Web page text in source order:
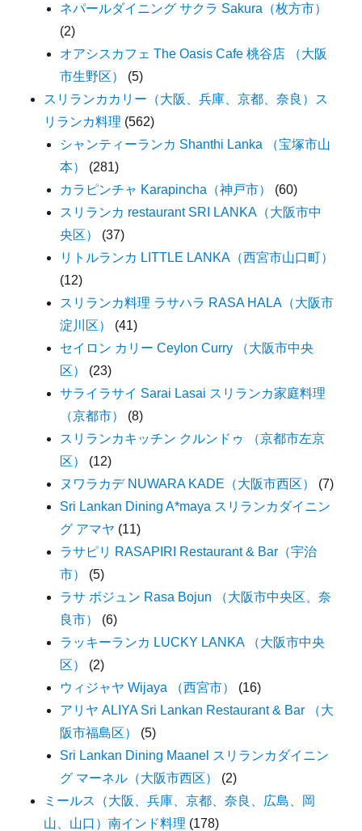
ネパールダイニング サクラ Sakura（枚方市）
(2)
オアシスカフェ The Oasis Cafe 桃谷店 （大阪
市生野区）
(5)
スリランカカリー（大阪、兵庫、京都、奈良）ス
リランカ料理 (562)
シャンティーランカ Shanthi Lanka （宝塚市山
本）
(281)
カラピンチャ Karapincha（神戸市）
(60)
スリランカ restaurant SRI LANKA（大阪市中
央区）
(37)
リトルランカ LITTLE LANKA（西宮市山口町）
(12)
スリランカ料理 ラサハラ RASA HALA（大阪市
淀川区）
(41)
セイロン カリー Ceylon Curry （大阪市中央
区）
(23)
サライラサイ Sarai Lasai スリランカ家庭料理
（京都市）
(8)
スリランカキッチン クルンドゥ （京都市左京
区）
(12)
ヌワラカデ NUWARA KADE（大阪市西区）
(7)
Sri Lankan Dining A*maya スリランカダイニン
グ アマヤ (11)
ラサピリ RASAPIRI Restaurant & Bar（宇治
市）
(5)
ラサ ボジュン Rasa Bojun （大阪市中央区、奈
良市）
(6)
ラッキーランカ LUCKY LANKA （大阪市中央
区）
(2)
ウィジャヤ Wijaya （西宮市）
(16)
アリヤ ALIYA Sri Lankan Restaurant & Bar （大
阪市福島区）
(5)
Sri Lankan Dining Maanel スリランカダイニン
グ マーネル（大阪市西区）
(2)
ミールス（大阪、兵庫、京都、奈良、広島、岡
山、山口）南インド料理 (178)